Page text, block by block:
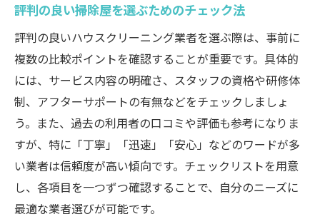
評判の良い掃除屋を選ぶためのチェック法
評判の良いハウスクリーニング業者を選ぶ際は、事前に
複数の比較ポイントを確認することが重要です。具体的
には、サービス内容の明確さ、スタッフの資格や研修体
制、アフターサポートの有無などをチェックしましょ
う。また、過去の利用者の口コミや評価も参考になりま
すが、特に「丁寧」「迅速」「安心」などのワードが多
い業者は信頼度が高い傾向です。チェックリストを用意
し、各項目を一つずつ確認することで、自分のニーズに
最適な業者選びが可能です。